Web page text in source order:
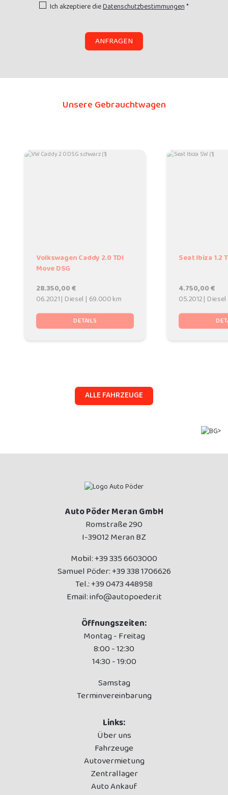
Ich akzeptiere dieDatenschutzbestimmungen*
ANFRAGEN
Unsere Gebrauchtwagen
Volkswagen Caddy 2.0 TDI
Move DSG
28.350,00 €
06.2021 | Diesel | 69.000 km
DETAILS
Seat Ibiza 1.2
4.750,00 €
05.2012 |
ALLE FAHRZEUGE
Auto Pöder Meran GmbH
Romstraße 290
I-39012 Meran BZ
Mobil:+39 335 6603000
Samuel Pöder:+39 338 1706626
Tel.:+39 0473 448958
Email:info@autopoeder.it
Öffnungszeiten:
Montag - Freitag
8:00 - 12:30
14:30 - 19:00
Samstag
Terminvereinbarung
Links:
Über uns
Fahrzeuge
Autovermietung
Zentrallager
Auto Ankauf